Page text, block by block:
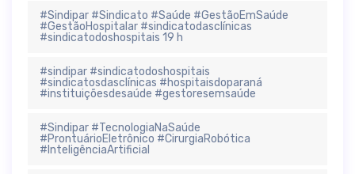
#Sindipar #Sindicato #Saúde #GestãoEmSaúde
#GestãoHospitalar #sindicatodasclínicas
#sindicatodoshospitais 19 h
#sindipar #sindicatodoshospitais
#sindicatosdasclínicas #hospitaisdoparaná
#instituiçõesdesaúde #gestoresemsaúde
#Sindipar #TecnologiaNaSaúde
#ProntuárioEletrônico #CirurgiaRobótica
#InteligênciaArtificial